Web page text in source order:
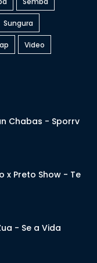
Sungura
Video
Chabas - Sporrv
x Preto Show - Te
- Se a Vida